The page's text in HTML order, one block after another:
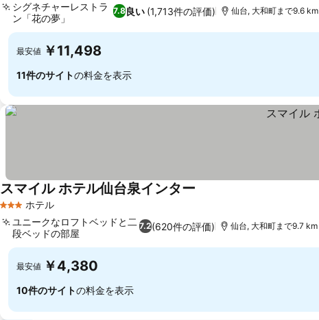
7.8良い (1,713件の評価)
シグネチャーレストラ
ン「花の夢」
仙台, 大和町まで9.6 km
最安値 ￥11,498
11件のサイトの料金を表示
3 ホテルのランク
ホテル
スマイル ホテル仙台泉インター
7.2(620件の評価)
ユニークなロフトベッドと二
段ベッドの部屋
仙台, 大和町まで9.7 km
最安値 ￥4,380
10件のサイトの料金を表示